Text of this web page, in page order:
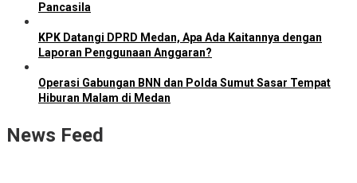
Pancasila
KPK Datangi DPRD Medan, Apa Ada Kaitannya dengan
Laporan Penggunaan Anggaran?
Operasi Gabungan BNN dan Polda Sumut Sasar Tempat
Hiburan Malam di Medan
News Feed